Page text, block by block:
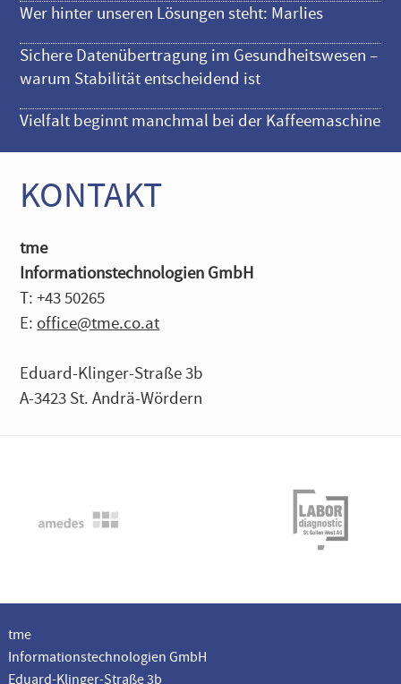
Wer hinter unseren Lösungen steht: Marlies
Sichere Datenübertragung im Gesundheitswesen –
warum Stabilität entscheidend ist
Vielfalt beginnt manchmal bei der Kaffeemaschine
KONTAKT
tme
Informationstechnologien GmbH
T: +43 50265
E: office@tme.co.at
Eduard-Klinger-Straße 3b
A-3423 St. Andrä-Wördern
tme
Informationstechnologien GmbH
Eduard-Klinger-Straße 3b